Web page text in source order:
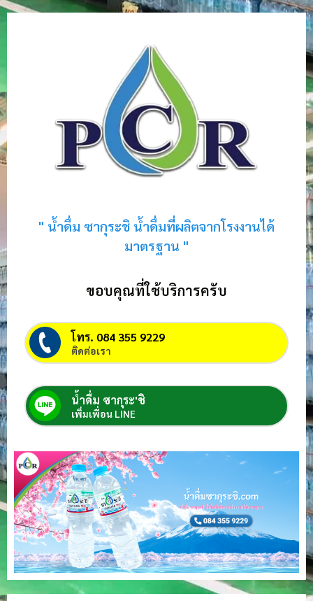
" น้ำดื่ม ซากุระชิ น้ำดื่มที่ผลิตจากโรงงานได้
มาตรฐาน "
ขอบคุณที่ใช้บริการครับ
โทร. 084 355 9229
ติดต่อเรา
น้ำดื่ม ซากุระ'ชิ
เพิ่มเพื่อน LINE